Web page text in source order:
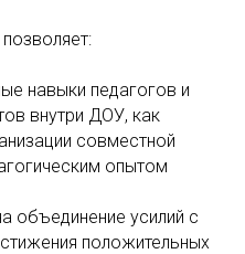
навыки педагогов и
внутри ДОУ, как
совместной
опытом
объединение усилий с
положительных